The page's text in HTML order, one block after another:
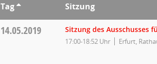
Tag Sitzung
14.05.2019 Sitzung des Ausschusses
17:00-18:52 Uhr Erfurt,